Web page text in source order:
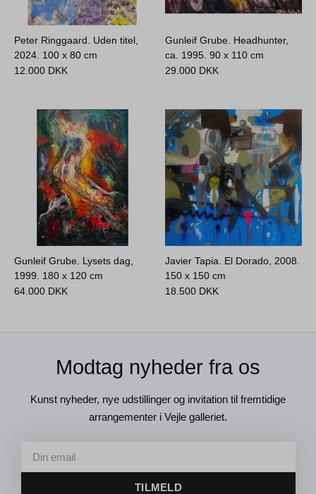
Peter Ringgaard. Uden titel,
2024. 100 x 80 cm
12.000 DKK
Gunleif Grube. Headhunter,
ca. 1995.90 x 110 cm
29.000 DKK
Gunleif Grube. Lysets dag,
1999. 180 x 120 cm
64.000 DKK
Javier Tapia. El Dorado, 2008.
150 x 150 cm
18.500 DKK
Modtag nyheder fra os
Kunst nyheder, nye udstillinger og invitation til fremtidige
arrangementer i Vejle galleriet.
TILMELD